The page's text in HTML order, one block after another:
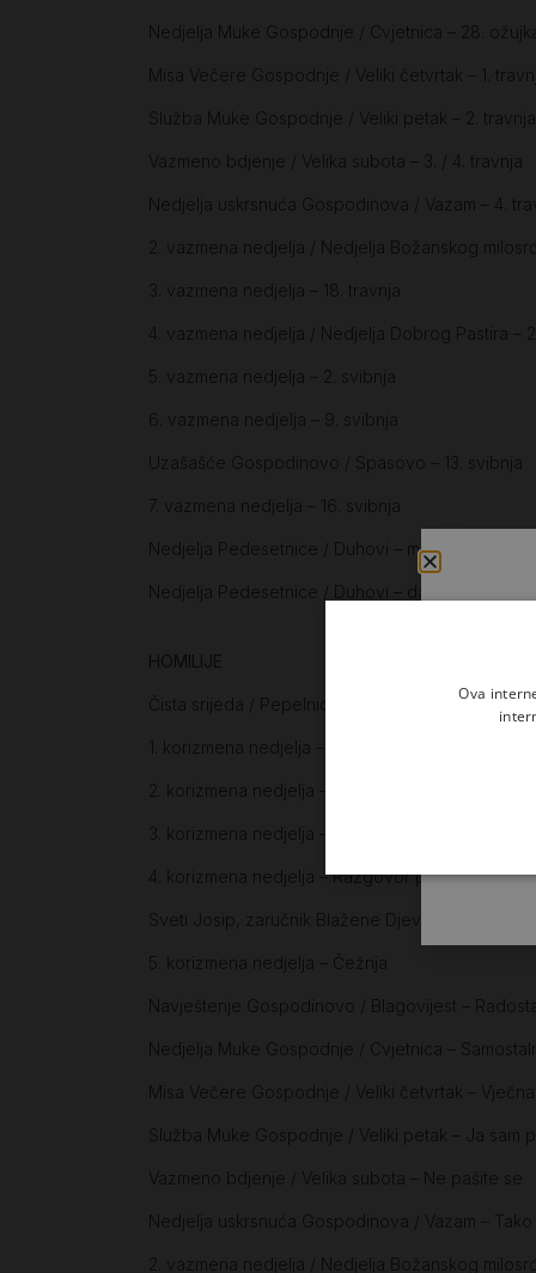
Nedjelja Muke Gospodnje / Cvjetnica – 28.
Misa Večere Gospodnje / Veliki četvrtak – 1.
Služba Muke Gospodnje / Veliki petak – 2. travnja
Vazmeno bdjenje / Velika subota – 3. / 4. travnja
Nedjelja uskrsnuća Gospodinova / Vazam – 4.
2. vazmena nedjelja / Nedjelja Božanskog
3. vazmena nedjelja – 18. travnja
4. vazmena nedjelja / Nedjelja Dobrog Pastira –
5. vazmena nedjelja – 2. svibnja
6. vazmena nedjelja – 9. svibnja
Uzašašće Gospodinovo / Spasovo – 13. svibnja
7. vazmena nedjelja – 16. svibnja
Nedjelja Pedesetnice / Duhovi – misa bdjenja –
Nedjelja Pedesetnice / Duhovi – danja misa – 23.
HOMILIJE
Čista srijeda / Pepelnica – Biti budan kad izađe
1. korizmena nedjelja – Vrijeme obraćena i
2. korizmena nedjelja – Ponos i predrasude
3. korizmena nedjelja – A mi propovijedamo
4. korizmena nedjelja – Razgovor prijatelja
Sveti Josip, zaručnik Blažene Djevice Marije –
5. korizmena nedjelja – Čežnja
Navještenje Gospodinovo / Blagovijest –
Nedjelja Muke Gospodnje / Cvjetnica –
Misa Večere Gospodnje / Veliki četvrtak –
Služba Muke Gospodnje / Veliki petak – Ja sam
Vazmeno bdjenje / Velika subota – Ne pašite se
Nedjelja uskrsnuća Gospodinova / Vazam –
2. vazmena nedjelja / Nedjelja Božanskog
Ova